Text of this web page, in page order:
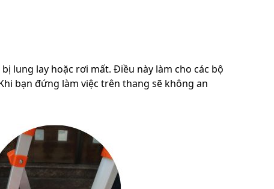
lung lay hoặc rơi mất. Điều này làm cho các bộ
bạn đứng làm việc trên thang sẽ không an